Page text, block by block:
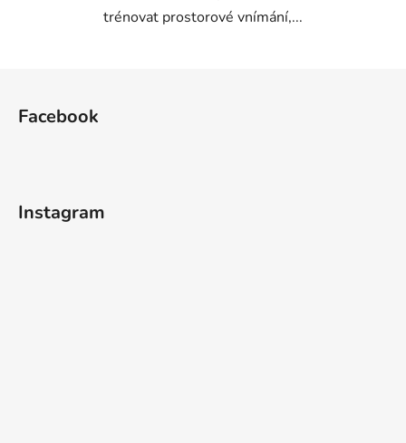
trénovat prostorové vnímání,...
Facebook
Instagram